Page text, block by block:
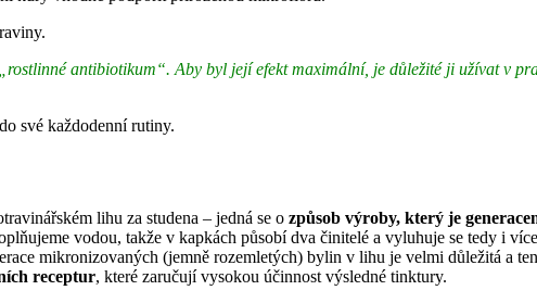
antibiotikum“. Aby byl její efekt maximální, je důležité ji užívat v
své každodenní rutiny.
lihu za studena – jedná se o způsob výroby, který je
vodou, takže v kapkách působí dva činitelé a vyluhuje se tedy i
mikronizovaných (jemně rozemletých) bylin v lihu je velmi důležitá a
receptur, které zaručují vysokou účinnost výsledné tinktury.